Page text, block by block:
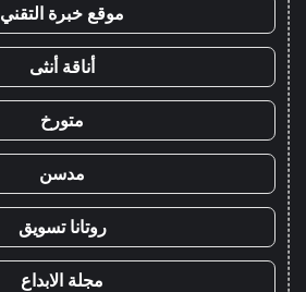
موقع خبرة التقني
أناقة أنثى
متورخ
مدسن
روتانا تسويق
مجلة الابداع